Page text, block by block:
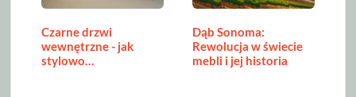
Czarne drzwi
wewnętrzne - jak
stylowo
Dąb Sonoma:
Rewolucja w świecie
mebli i jej historia